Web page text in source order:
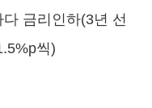
금리인하(3년 선
씩)